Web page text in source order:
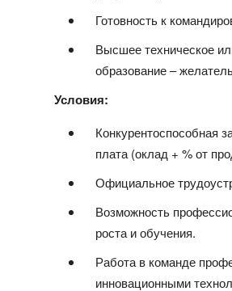
Готовность к
Высшее техническое
образование –
Условия:
Конкурентоспособная
плата (оклад + % от
Официальное
Возможность
роста и обучения.
Работа в команде
инновационными